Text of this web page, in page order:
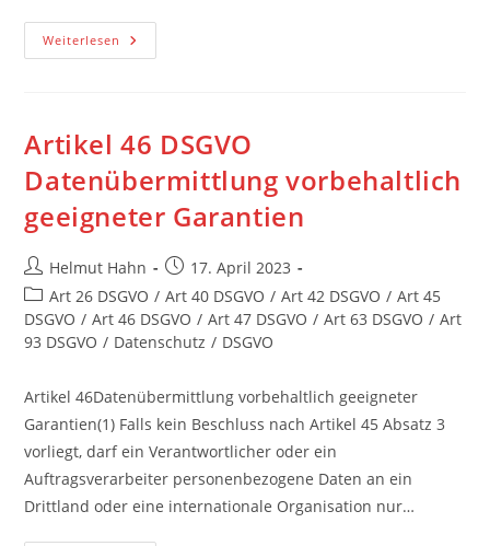
Weiterlesen Artikel
45
Grundlage
Eines
Artikel 46 DSGVO
Datenübermittlung vorbehaltlich
geeigneter Garantien
Beitrags-
Autor:
Helmut Hahn
Beitrag
veröffentlicht:
17. April 2023
Beitrags-
Kategorie:
Art 26 DSGVO / Art 40 DSGVO / Art 42 DSGVO / Art 45
DSGVO / Art 46 DSGVO / Art 47 DSGVO / Art 63 DSGVO / Art
93 DSGVO / Datenschutz / DSGVO
Artikel 46Datenübermittlung vorbehaltlich geeigneter
Garantien(1) Falls kein Beschluss nach Artikel 45 Absatz 3
vorliegt, darf ein Verantwortlicher oder ein
Auftragsverarbeiter personenbezogene Daten an ein
Drittland oder eine internationale Organisation nur…